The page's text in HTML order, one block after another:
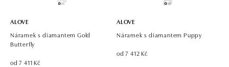
ALOVE
Náramek s diamantem Gold
Butterfly
od 7 411 Kč
ALOVE
Náramek s diamantem Puppy
od 7 412 Kč